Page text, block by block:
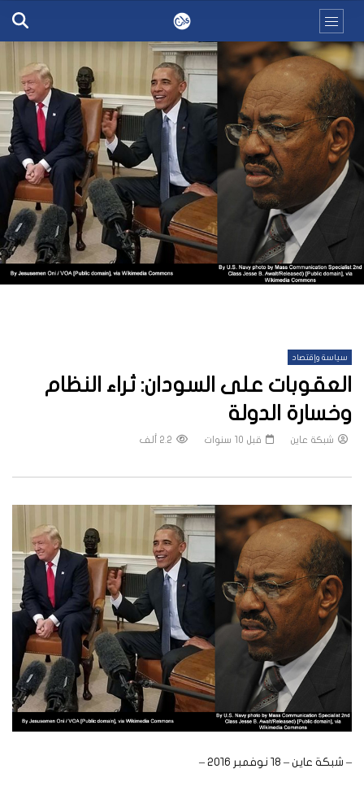
سياسة وإقتصاد
العقوبات على السودان: ثراء النظام
وخسارة الدولة
شبكة عاين قبل 10 سنوات 2.2 ألف
– شبكة عاين – ١٨ نوفمبر ٢٠١٦ –